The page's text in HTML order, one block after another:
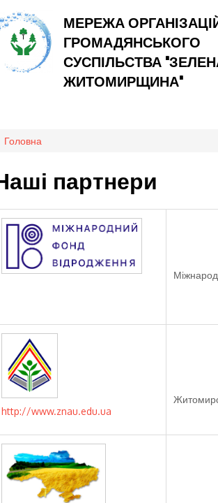
МЕРЕЖА
ГРОМАДЯНСЬКОГО
СУСПІЛЬСТВА
ЖИТОМИРЩИНА"
Ви є тут
Головна
партнери
http://www.znau.edu.ua